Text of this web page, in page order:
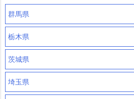
群馬県
栃木県
茨城県
埼玉県